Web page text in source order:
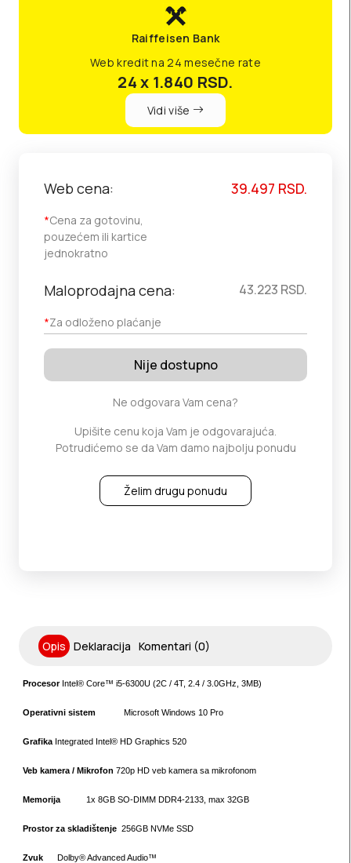
Raiffeisen Bank
Web kredit na 24 mesečne rate
24 x 1.840 RSD.
Vidi više
Web cena:
*Cena za gotovinu,
pouzećem ili kartice
jednokratno
39.497 RSD.
Maloprodajna cena:
*Za odloženo plaćanje
43.223 RSD.
Nije dostupno
Ne odgovara Vam cena?
Upišite cenu koja Vam je odgovarajuća.
Potrudićemo se da Vam damo najbolju ponudu
Želim drugu ponudu
Opis Deklaracija Komentari (0)
ProcesorIntel® Core™ i5-6300U (2C / 4T, 2.4 / 3.0GHz, 3MB)
Operativni sistem Microsoft Windows 10 Pro
Grafika Integrated Intel® HD Graphics 520
Veb kamera / Mikrofon 720p HD veb kamera sa mikrofonom
Memorija 1x 8GB SO-DIMM DDR4-2133, max 32GB
Prostor za skladištenje 256GB NVMe SSD
Zvuk Dolby® Advanced Audio™